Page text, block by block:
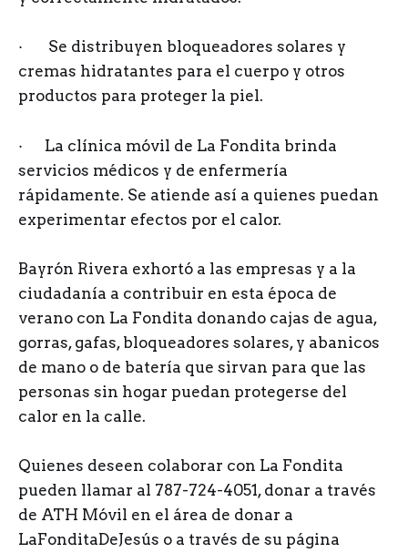
· Se distribuyen bloqueadores solares y
cremas hidratantes para el cuerpo y otros
productos para proteger la piel.
· La clínica móvil de La Fondita brinda
servicios médicos y de enfermería
rápidamente. Se atiende así a quienes puedan
experimentar efectos por el calor.
Bayrón Rivera exhortó a las empresas y a la
ciudadanía a contribuir en esta época de
verano con La Fondita donando cajas de agua,
gorras, gafas, bloqueadores solares, y abanicos
de mano o de batería que sirvan para que las
personas sin hogar puedan protegerse del
calor en la calle.
Quienes deseen colaborar con La Fondita
pueden llamar al 787-724-4051, donar a través
de ATH Móvil en el área de donar a
LaFonditaDeJesús o a través de su página